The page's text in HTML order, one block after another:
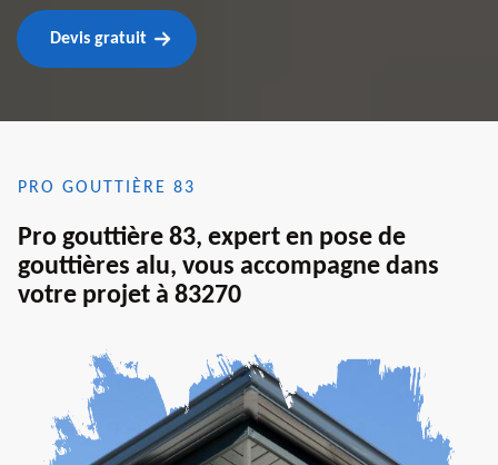
Devis gratuit
PRO GOUTTIÈRE 83
Pro gouttière 83, expert en pose de
gouttières alu, vous accompagne dans
votre projet à 83270